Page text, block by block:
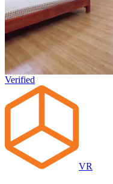
Verified
VR